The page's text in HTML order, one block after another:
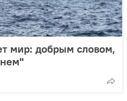
мир: добрым словом,